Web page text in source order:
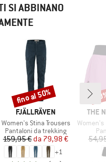
SI ABBINANO
MARCHIO
FJÄLLRÄVEN
Articolo
Women's Stina Trousers
Gruppo di prodotti
Pantaloni da trekking
Prezzo
159,95 € Prezzo ridotto
da 79,98 €
+1
Sconto
fino al 50%
THE
Articolo
Women's